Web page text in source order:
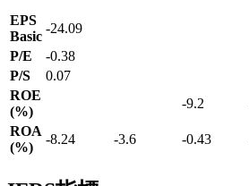
EPS
Basic
-24.09
P/E
-0.38
P/S
0.07
ROE
(%)
-9.2
ROA
(%)
-8.24 -3.6 -0.43